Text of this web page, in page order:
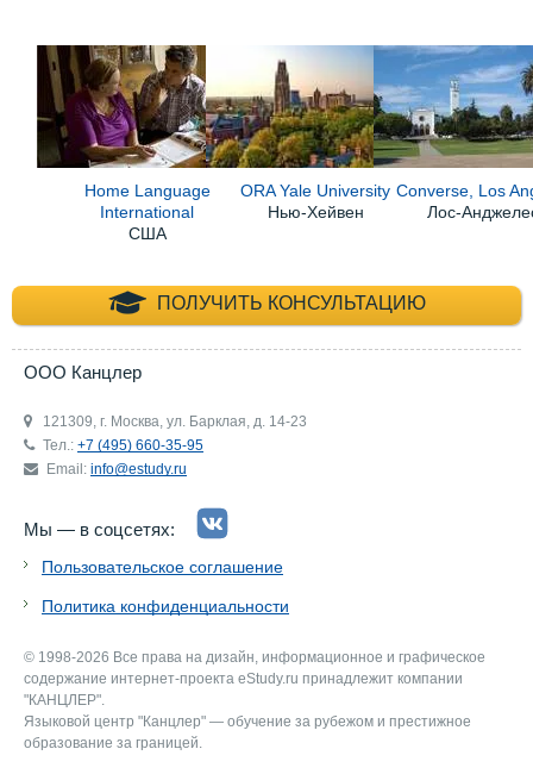
Home Language
International
США
ORA Yale University
Нью-Хейвен
Converse, Los
Лос-
ПОЛУЧИТЬ КОНСУЛЬТАЦИЮ
+7 (495) 660-35-
ООО Канцлер
121309, г. Москва, ул. Барклая, д. 14-23
Тел.: +7 (495) 660-35-95
Email: info@estudy.ru
Мы — в соцсетях:
Пользовательское соглашение
Политика конфиденциальности
© 1998-2026 Все права на дизайн, информационное и графическое
содержание интернет-проекта eStudy.ru принадлежит компании
"КАНЦЛЕР".
Языковой центр "Канцлер" — обучение за рубежом и престижное
образование за границей.